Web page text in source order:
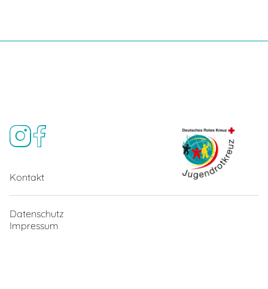
Kontakt
Datenschutz
Impressum